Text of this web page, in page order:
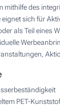
mithilfe des
sich für
als Teil eines
PET-